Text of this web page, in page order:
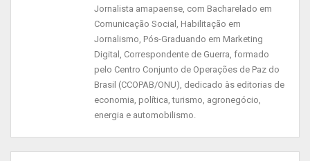
Jornalista amapaense, com Bacharelado em
Comunicação Social, Habilitação em
Jornalismo, Pós-Graduando em Marketing
Digital, Correspondente de Guerra, formado
pelo Centro Conjunto de Operações de Paz do
Brasil (CCOPAB/ONU), dedicado às editorias de
economia, política, turismo, agronegócio,
energia e automobilismo.